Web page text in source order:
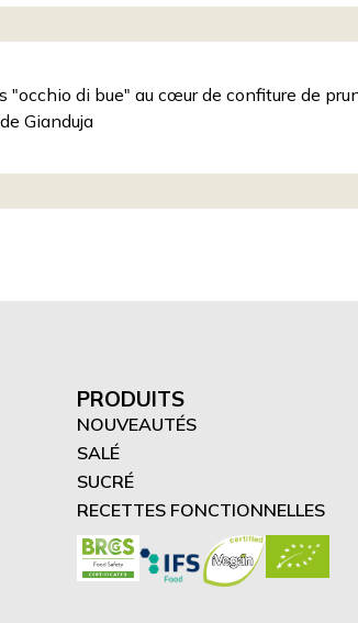
"occhio di bue" au cœur de confiture de
Gianduja
PRODUITS
NOUVEAUTÉS
SALÉ
SUCRÉ
RECETTES FONCTIONNELLES